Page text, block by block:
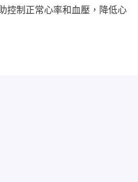
控制正常心率和血壓，降低心